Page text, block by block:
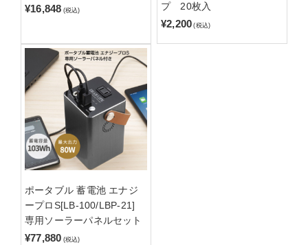
¥16,848 (税込)
プ 20枚入
¥2,200 (税込)
ポータブル 蓄電池 エナジ
ープロS[LB-100/LBP-21]
専用ソーラーパネルセット
¥77,880 (税込)